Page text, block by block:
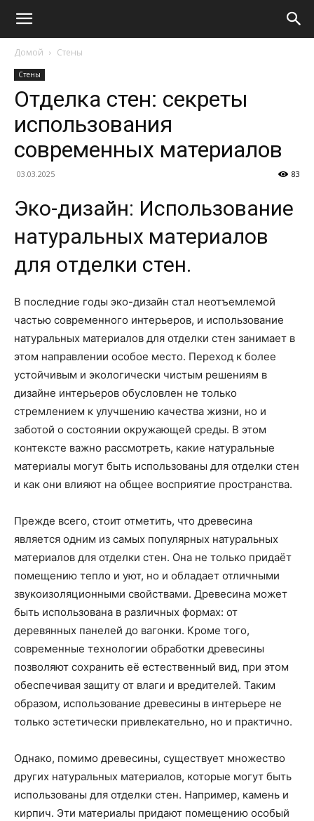
Домой Стены
Стены
Отделка стен: секреты
использования
современных материалов
03.03.2025 83
Эко-дизайн: Использование
натуральных материалов
для отделки стен.
В последние годы эко-дизайн стал неотъемлемой
частью современного интерьеров, и использование
натуральных материалов для отделки стен занимает в
этом направлении особое место. Переход к более
устойчивым и экологически чистым решениям в
дизайне интерьеров обусловлен не только
стремлением к улучшению качества жизни, но и
заботой о состоянии окружающей среды. В этом
контексте важно рассмотреть, какие натуральные
материалы могут быть использованы для отделки стен
и как они влияют на общее восприятие пространства.
Прежде всего, стоит отметить, что древесина
является одним из самых популярных натуральных
материалов для отделки стен. Она не только придаёт
помещению тепло и уют, но и обладает отличными
звукоизоляционными свойствами. Древесина может
быть использована в различных формах: от
деревянных панелей до вагонки. Кроме того,
современные технологии обработки древесины
позволяют сохранить её естественный вид, при этом
обеспечивая защиту от влаги и вредителей. Таким
образом, использование древесины в интерьере не
только эстетически привлекательно, но и практично.
Однако, помимо древесины, существует множество
других натуральных материалов, которые могут быть
использованы для отделки стен. Например, камень и
кирпич. Эти материалы придают помещению особый